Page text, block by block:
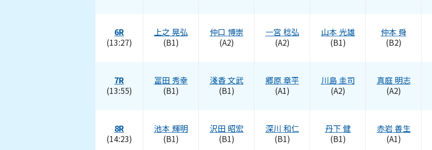
6R
(13:27)
上之 晃弘
(B1)
仲口 博崇
(A2)
一宮 稔弘
(A2)
山本 光雄
(B1)
仲本 舜
(B2)
7R
(13:55)
冨田 秀幸
(B1)
淺香文武
(B1)
郷原章平
(A1)
川島圭司
(A2)
真庭 明志
(A2)
8R
(14:23)
池本 輝明
(B1)
沢田 昭宏
(B1)
深川 和仁
(B1)
丹下 健
(B1)
赤岩善生
(A1)